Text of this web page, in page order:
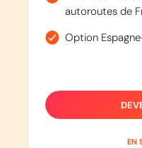
autoroutes de
Option
EN